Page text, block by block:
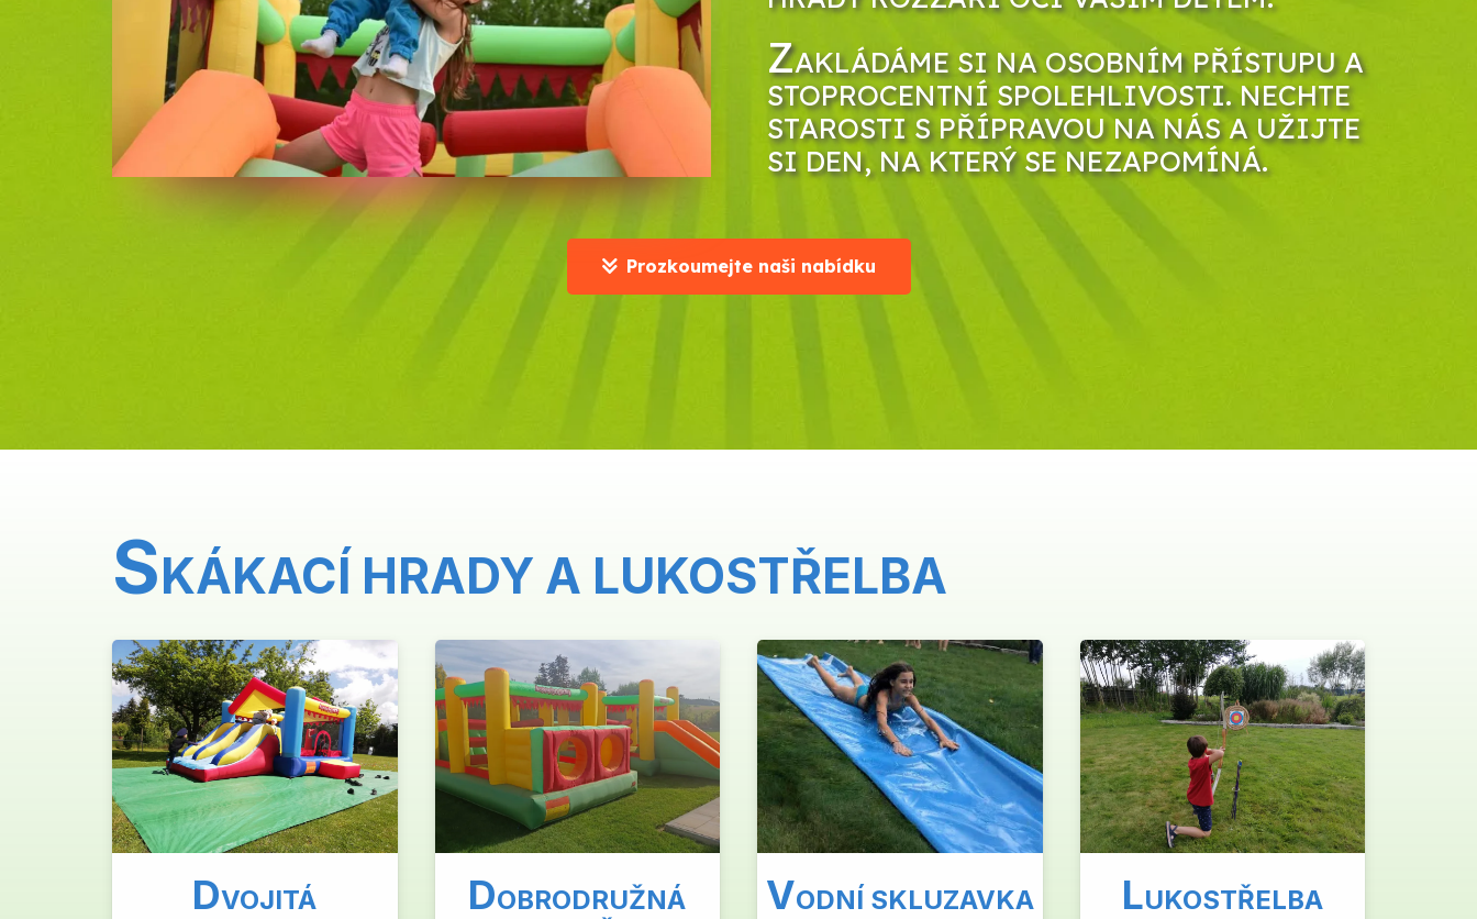
ZAKLÁDÁME SI NA OSOBNÍM PŘÍSTUPU A
STOPROCENTNÍ SPOLEHLIVOSTI. NECHTE
STAROSTI S PŘÍPRAVOU NA NÁS A UŽIJTE
SI DEN, NA KTERÝ SE NEZAPOMÍNÁ.
Prozkoumejte naši nabídku
SKÁKACÍ HRADY A LUKOSTŘELBA
DVOJITÁ
DOBRODRUŽNÁ
VODNÍ SKLUZAVKA LUKOSTŘELBA